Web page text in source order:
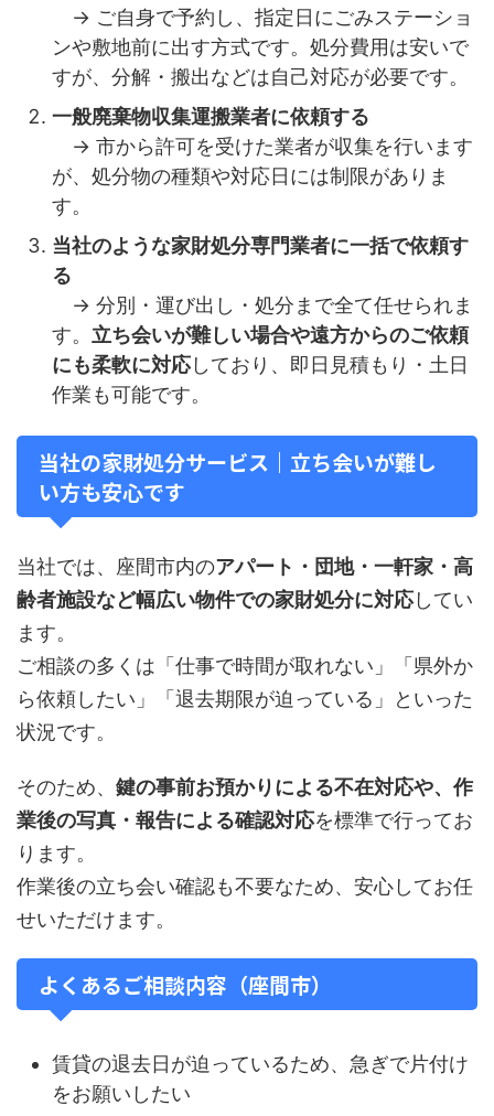
→ ご自身で予約し、指定日にごみステーショ
ンや敷地前に出す方式です。処分費用は安いで
すが、分解・搬出などは自己対応が必要です。
一般廃棄物収集運搬業者に依頼する
→ 市から許可を受けた業者が収集を行います
が、処分物の種類や対応日には制限がありま
す。
当社のような家財処分専門業者に一括で依頼す
る
→ 分別・運び出し・処分まで全て任せられま
す。 立ち会いが難しい場合や遠方からのご依頼
にも柔軟に対応しており、即日見積もり・土日
作業も可能です。
当社の家財処分サービス｜立ち会いが難し
い方も安心です
当社では、座間市内のアパート・団地・一軒家・高
齢者施設など幅広い物件での家財処分に対応してい
ます。
ご相談の多くは「仕事で時間が取れない」「県外か
ら依頼したい」「退去期限が迫っている」といった
状況です。
そのため、 鍵の事前お預かりによる不在対応や、作
業後の写真・報告による確認対応を標準で行ってお
ります。
作業後の立ち会い確認も不要なため、安心してお任
せいただけます。
よくあるご相談内容（座間市）
賃貸の退去日が迫っているため、急ぎで片付け
をお願いしたい